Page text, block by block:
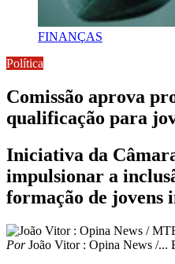
FINANÇAS
Política
Comissão aprova
qualificação para
Iniciativa da
impulsionar a
formação de jovens
PorJoão Vitor : Opina News /...